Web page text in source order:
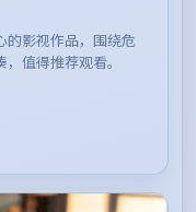
影视作品，围绕危
值得推荐观看。